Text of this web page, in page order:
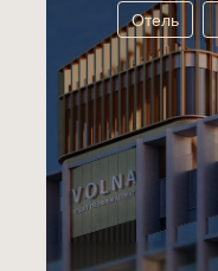
Отель